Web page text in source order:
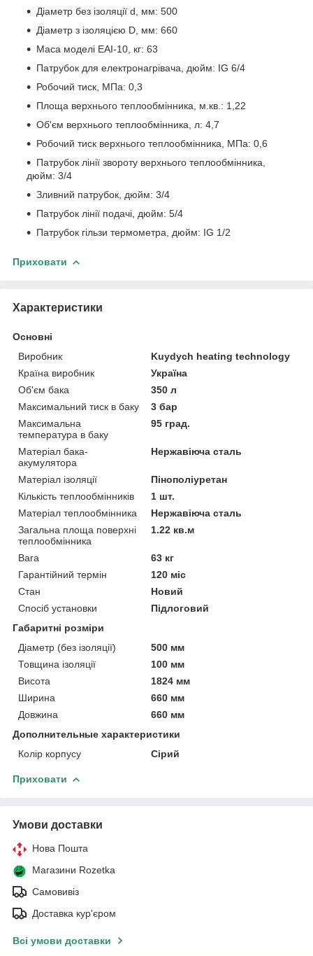
Діаметр без ізоляції d, мм: 500
Діаметр з ізоляцією D, мм: 660
Маса моделі EAI-10, кг: 63
Патрубок для електронагрівача, дюйм: IG 6/4
Робочий тиск, МПа: 0,3
Площа верхнього теплообмінника, м.кв.: 1,22
Об'єм верхнього теплообмінника, л: 4,7
Робочий тиск верхнього теплообмінника, МПа: 0,6
Патрубок лінії звороту верхнього теплообмінника,
дюйм: 3/4
Зливний патрубок, дюйм: 3/4
Патрубок лінії подачі, дюйм: 5/4
Патрубок гільзи термометра, дюйм: IG 1/2
Приховати
Характеристики
Основні
Виробник
Kuydych heating technology
Країна виробник
Україна
Об'єм бака
350 л
Максимальний тиск в баку
3 бар
Максимальна
температура в баку
95 град.
Матеріал бака-
акумулятора
Нержавіюча сталь
Матеріал ізоляції
Пінополіуретан
Кількість теплообмінників
1 шт.
Матеріал теплообмінника
Нержавіюча сталь
Загальна площа поверхні
теплообмінника
1.22 кв.м
Вага
63 кг
Гарантійний термін
120 міс
Стан
Новий
Спосіб установки
Підлоговий
Габаритні розміри
Діаметр (без ізоляції)
500 мм
Товщина ізоляції
100 мм
Висота
1824 мм
Ширина
660 мм
Довжина
660 мм
Дополнительные характеристики
Колір корпусу
Сірий
Приховати
Умови доставки
Нова Пошта
Магазини Rozetka
Самовивіз
Доставка кур'єром
Всі умови доставки